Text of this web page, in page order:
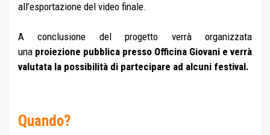
all’esportazione del video finale.
A conclusione del progetto verrà organizzata
una proiezione pubblica presso Officina Giovani e verrà
valutata la possibilità di partecipare ad alcuni festival.
Quando?